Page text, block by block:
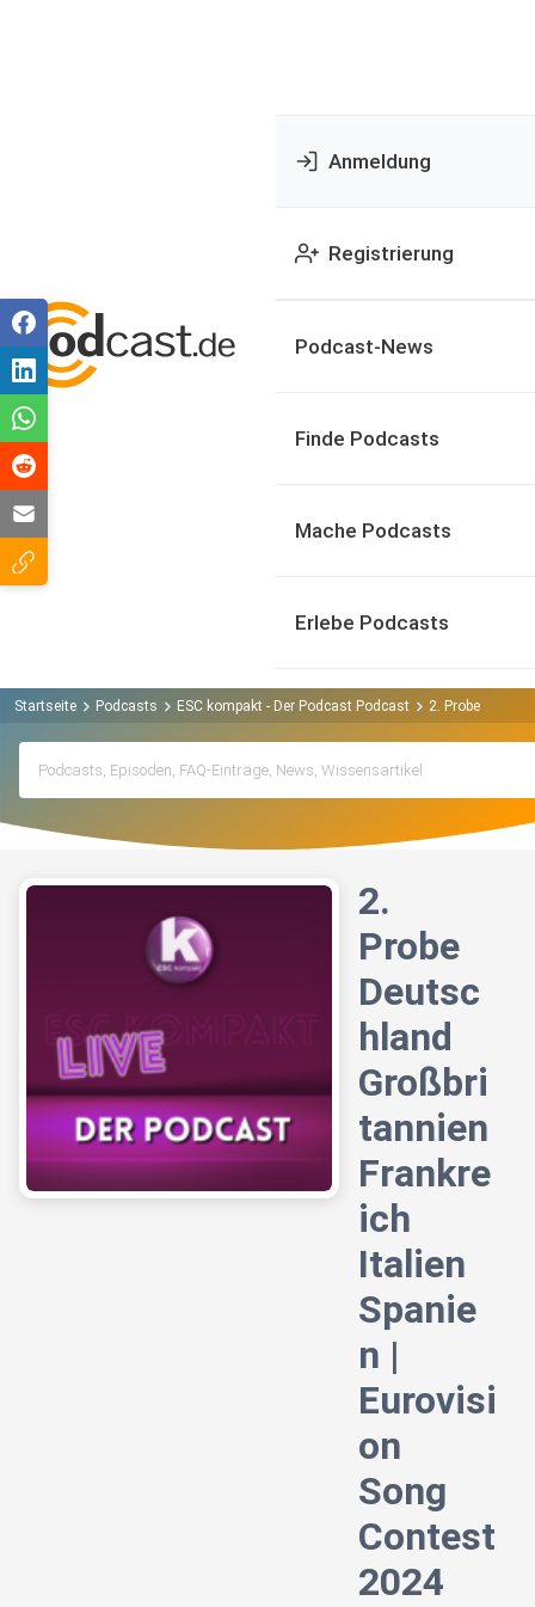
Anmeldung
Registrierung
Podcast-News
Finde Podcasts
Mache Podcasts
Erlebe Podcasts
Startseite Podcasts ESC kompakt - Der Podcast Podcast 2. Probe
2.
Probe
Deutsc
hland
Großbri
tannien
Frankre
ich
Italien
Spanie
n |
Eurovisi
on
Song
Contest
2024